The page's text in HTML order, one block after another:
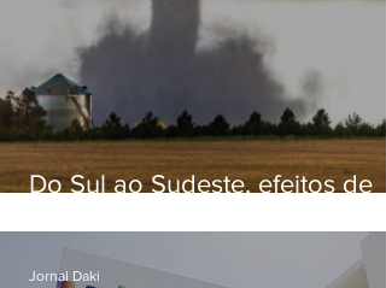
Do Sul ao Sudeste, efeitos de
apreensão na população
Jornal Daki